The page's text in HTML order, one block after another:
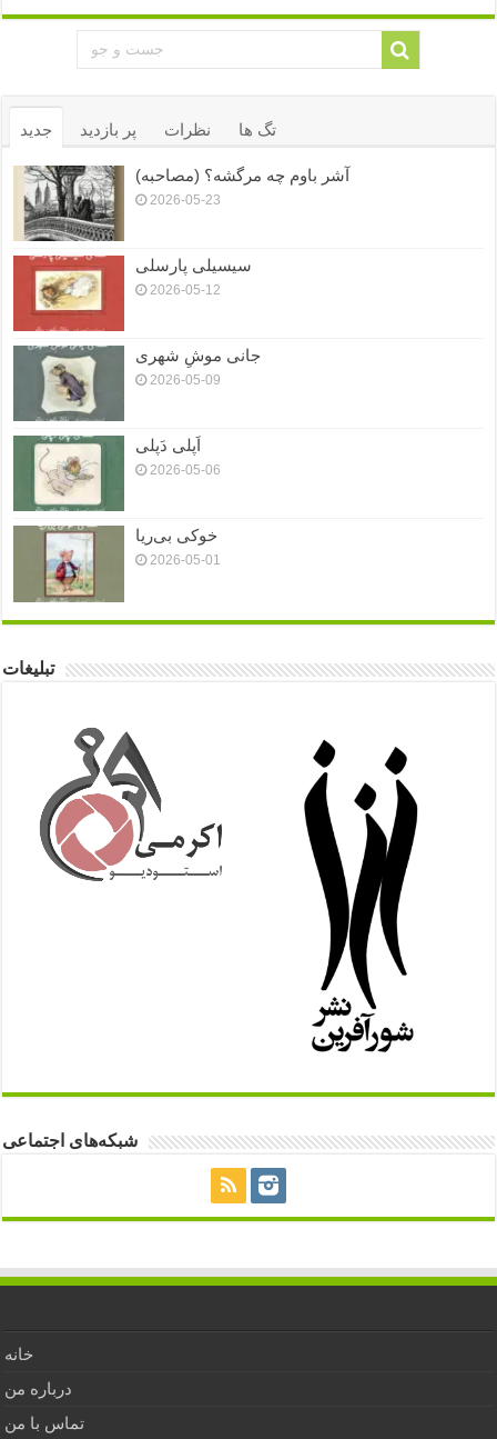
جدید پر بازدید نظرات تگ ها
آشر باوم چه مرگشه؟ (مصاحبه)
2026-05-23
سیسیلی پارسلی
2026-05-12
جانی موشِ شهری
2026-05-09
اَپلی دَپلی
2026-05-06
خوکی بی‌ریا
2026-05-01
تبلیغات
شبکه‌های اجتماعی
خانه
درباره من
تماس با من